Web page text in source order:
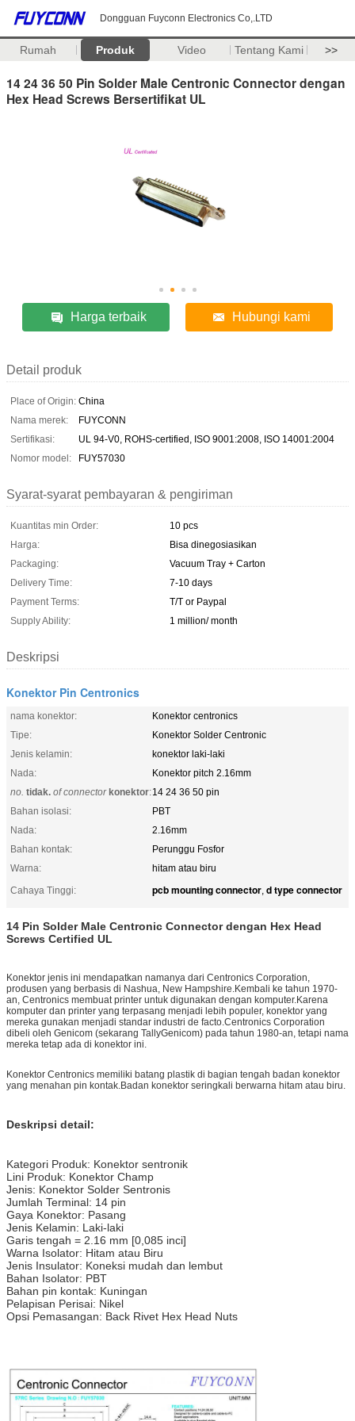
Dongguan Fuyconn Electronics Co,.LTD
Rumah Produk Video Tentang Kami >>
14 24 36 50 Pin Solder Male Centronic Connector dengan
Hex Head Screws Bersertifikat UL
Harga terbaik Hubungi kami
Detail produk
Place of Origin: China
Nama merek:
FUYCONN
Sertifikasi:
UL 94-V0, ROHS-certified, ISO 9001:2008, ISO 14001:2004
Nomor model:
FUY57030
Syarat-syarat pembayaran & pengiriman
Kuantitas min Order:
10 pcs
Harga:
Bisa dinegosiasikan
Packaging:
Vacuum Tray + Carton
Delivery Time:
7-10 days
Payment Terms:
T/T or Paypal
Supply Ability:
1 million/ month
Deskripsi
Konektor Pin Centronics
nama konektor:
Konektor centronics
Tipe:
Konektor Solder Centronic
Jenis kelamin:
konektor laki-laki
Nada:
Konektor pitch 2.16mm
no. tidak. of connector konektor:14 24 36 50 pin
Bahan isolasi:
PBT
Nada:
2.16mm
Bahan kontak:
Perunggu Fosfor
Warna:
hitam atau biru
Cahaya Tinggi:
pcb mounting connector, d type connector
14 Pin Solder Male Centronic Connector dengan Hex Head
Screws Certified UL
Konektor jenis ini mendapatkan namanya dari Centronics Corporation,
produsen yang berbasis di Nashua, New Hampshire.Kembali ke tahun 1970-
an, Centronics membuat printer untuk digunakan dengan komputer.Karena
komputer dan printer yang terpasang menjadi lebih populer, konektor yang
mereka gunakan menjadi standar industri de facto.Centronics Corporation
dibeli oleh Genicom (sekarang TallyGenicom) pada tahun 1980-an, tetapi nama
mereka tetap ada di konektor ini.
Konektor Centronics memiliki batang plastik di bagian tengah badan konektor
yang menahan pin kontak.Badan konektor seringkali berwarna hitam atau biru.
Deskripsi detail:
Kategori Produk: Konektor sentronik
Lini Produk: Konektor Champ
Jenis: Konektor Solder Sentronis
Jumlah Terminal: 14 pin
Gaya Konektor: Pasang
Jenis Kelamin: Laki-laki
Garis tengah = 2.16 mm [0,085 inci]
Warna Isolator: Hitam atau Biru
Jenis Insulator: Koneksi mudah dan lembut
Bahan Isolator: PBT
Bahan pin kontak: Kuningan
Pelapisan Perisai: Nikel
Opsi Pemasangan: Back Rivet Hex Head Nuts